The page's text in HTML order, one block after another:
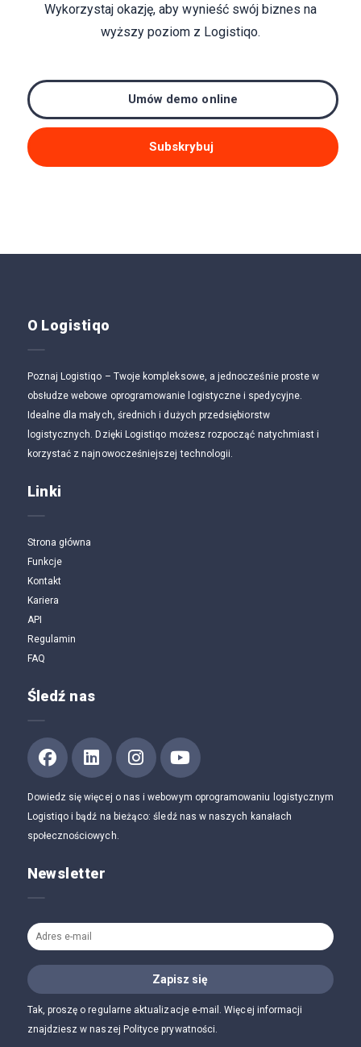
Wykorzystaj okazję, aby wynieść swój biznes na
wyższy poziom z Logistiqo.
Umów demo online
Subskrybuj
O Logistiqo
Poznaj Logistiqo – Twoje kompleksowe, a jednocześnie proste w
obsłudze webowe oprogramowanie logistyczne i spedycyjne.
Idealne dla małych, średnich i dużych przedsiębiorstw
logistycznych. Dzięki Logistiqo możesz rozpocząć natychmiast i
korzystać z najnowocześniejszej technologii.
Linki
Strona główna
Funkcje
Kontakt
Kariera
API
Regulamin
FAQ
Śledź nas
Dowiedz się więcej o nas i webowym oprogramowaniu logistycznym
Logistiqo i bądź na bieżąco: śledź nas w naszych kanałach
społecznościowych.
Newsletter
Tak, proszę o regularne aktualizacje e-mail. Więcej informacji
znajdziesz w naszej Polityce prywatności.